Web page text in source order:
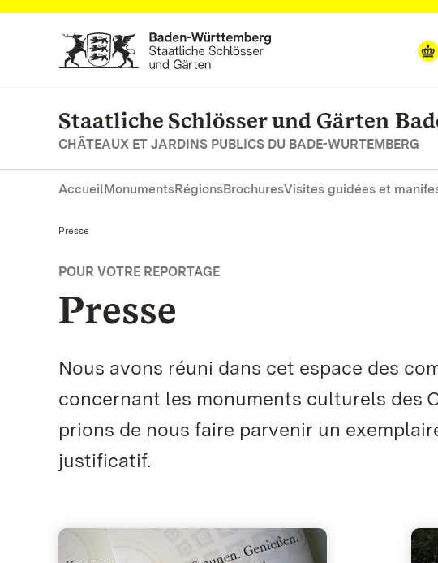
Vers la page d’accueil
Staatliche Schlösser und Gärten
CHÂTEAUX ET JARDINS PUBLICS DU BADE-WURTEMBERG
AccueilMonumentsRégionsBrochuresVisites guidées et
Actuel:
Presse
POUR VOTRE REPORTAGE
Presse
Nous avons réuni dans cet espace des
concernant les monuments culturels des
prions de nous faire parvenir un
justificatif.